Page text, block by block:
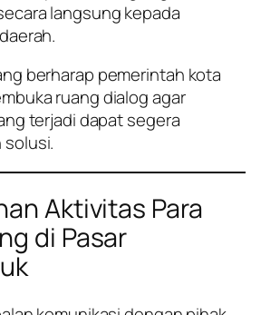
langsung kepada
berharap pemerintah kota
ruang dialog agar
terjadi dapat segera
solusi.
Aktivitas Para
di Pasar